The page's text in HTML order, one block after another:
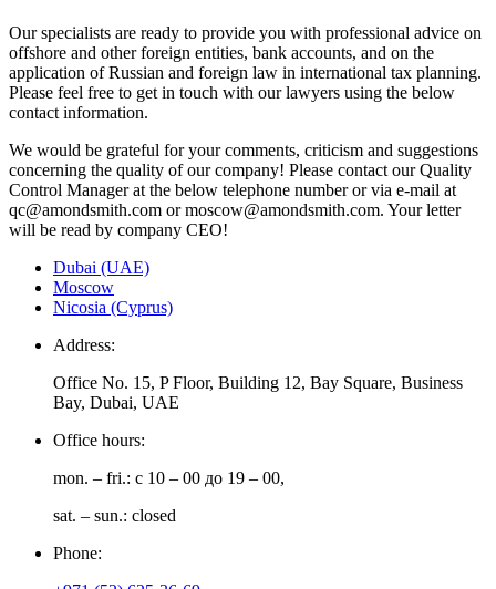
Our specialists are ready to provide you with professional advice on
offshore and other foreign entities, bank accounts, and on the
application of Russian and foreign law in international tax planning.
Please feel free to get in touch with our lawyers using the below
contact information.
We would be grateful for your comments, criticism and suggestions
concerning the quality of our company! Please contact our Quality
Control Manager at the below telephone number or via e-mail at
qc@amondsmith.com or moscow@amondsmith.com. Your letter
will be read by company CEO!
Dubai (UAE)
Moscow
Nicosia (Cyprus)
Address:
Office No. 15, P Floor, Building 12, Bay Square, Business
Bay, Dubai, UAE
Office hours:
mon. – fri.: с 10 – 00 до 19 – 00,
sat. – sun.: closed
Phone: